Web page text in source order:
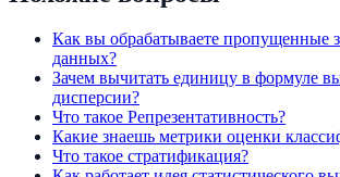
Как вы обрабатываете пропущенные
данных?
Зачем вычитать единицу в формуле
дисперсии?
Что такое Репрезентативность?
Какие знаешь метрики оценки
Что такое стратификация?